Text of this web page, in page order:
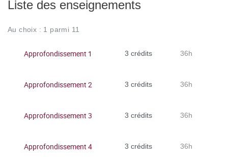
Liste des enseignements
Au choix : 1 parmi 11
Approfondissement 1 3 crédits 36h
Approfondissement 2 3 crédits 36h
Approfondissement 3 3 crédits 36h
Approfondissement 4 3 crédits 36h